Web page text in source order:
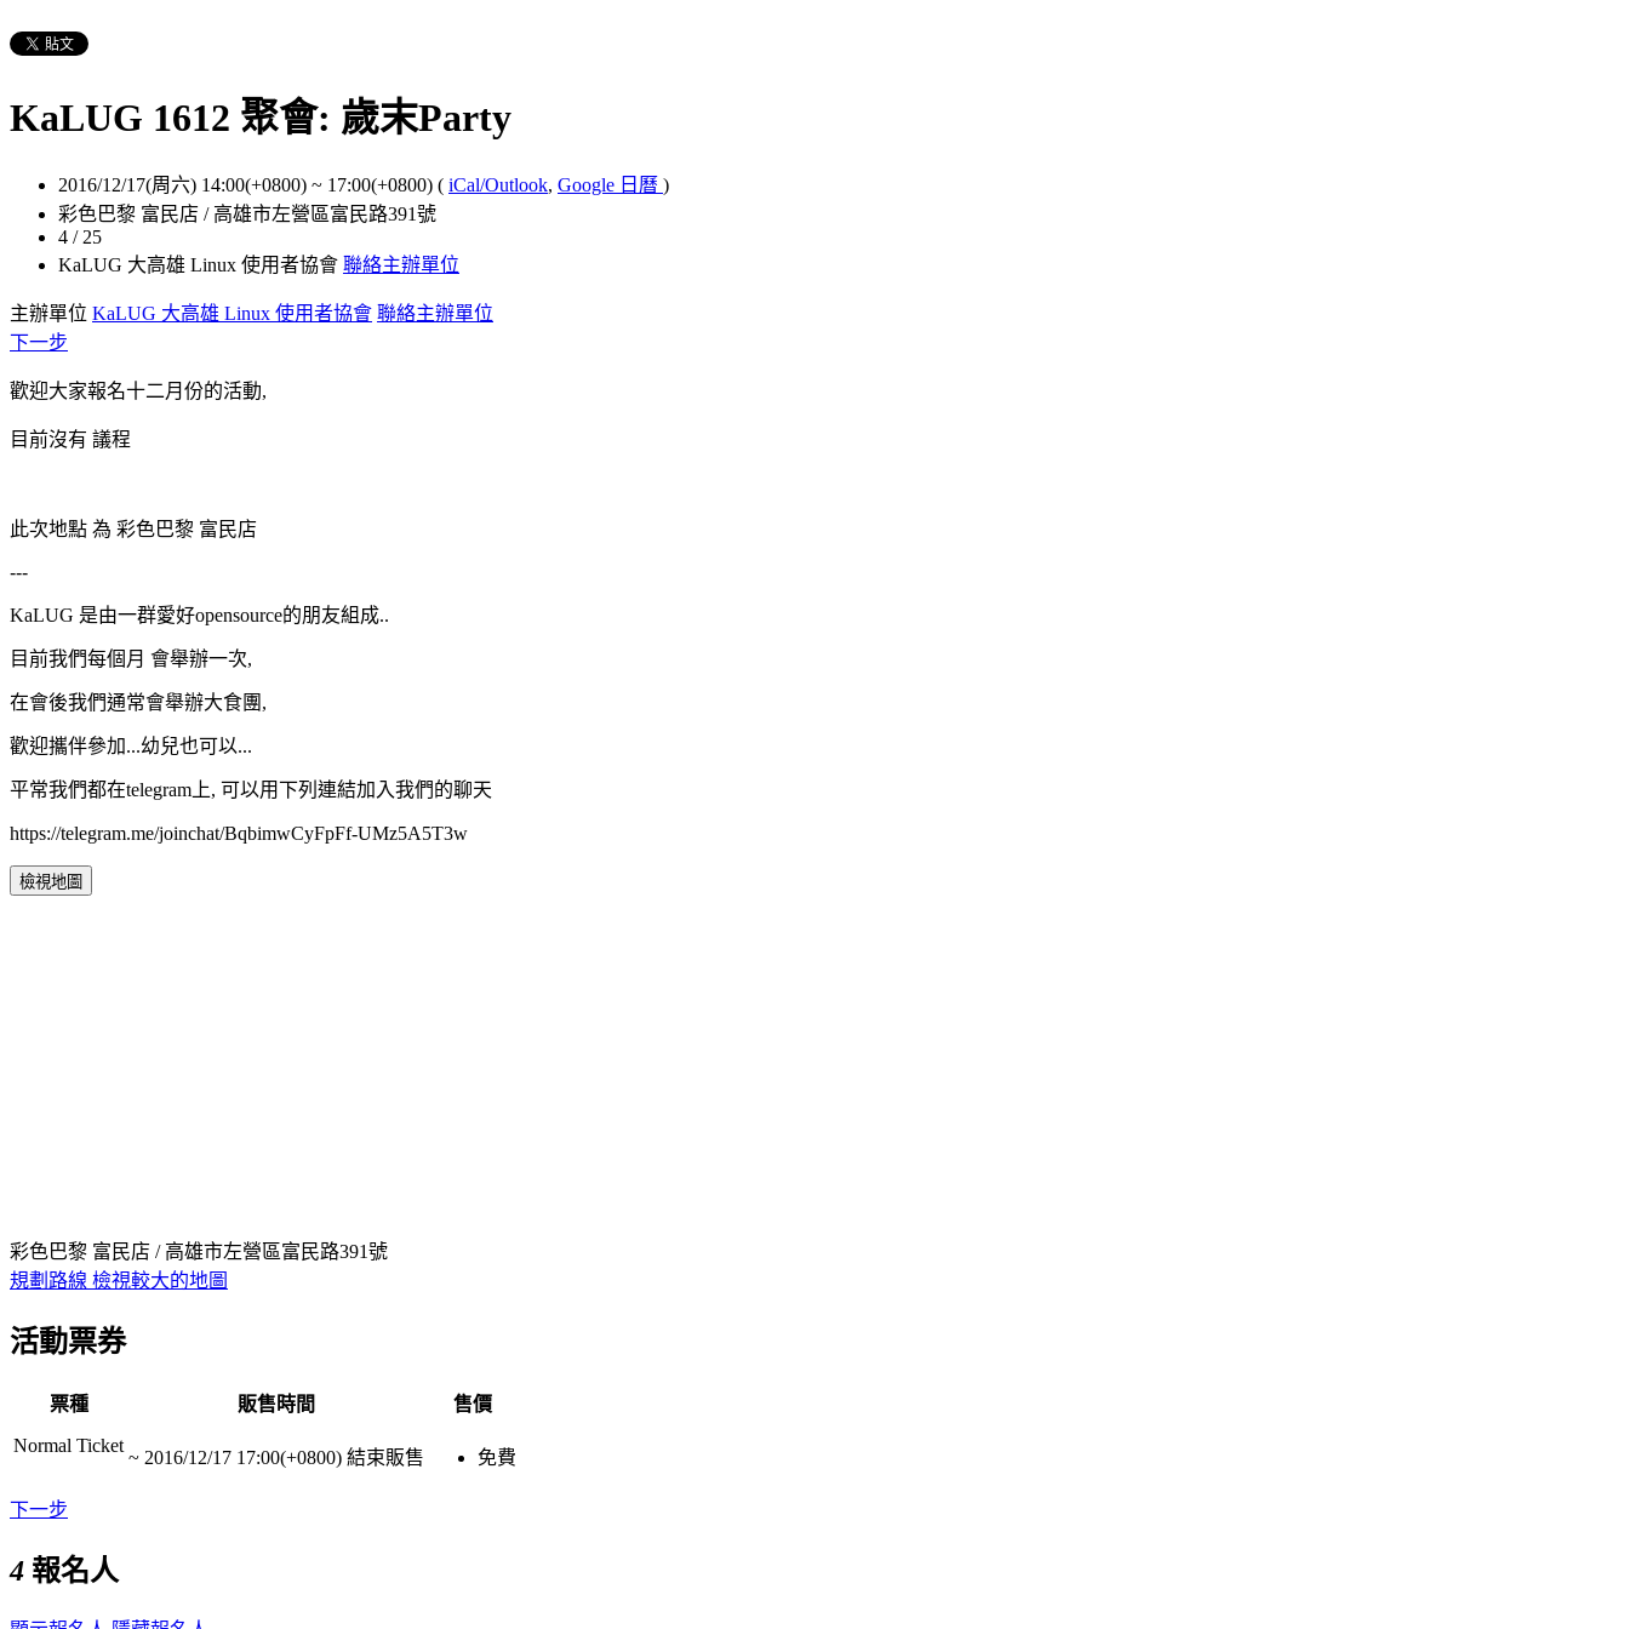
KaLUG 1612 聚會: 歲末Party
2016/12/17(周六) 14:00(+0800) ~ 17:00(+0800) ( iCal/Outlook, Google 日曆 )
彩色巴黎 富民店 / 高雄市左營區富民路391號
4 / 25
KaLUG 大高雄 Linux 使用者協會 聯絡主辦單位
主辦單位 KaLUG 大高雄 Linux 使用者協會 聯絡主辦單位
下一步
歡迎大家報名十二月份的活動,
目前沒有 議程
此次地點 為 彩色巴黎 富民店
---
KaLUG 是由一群愛好opensource的朋友組成..
目前我們每個月 會舉辦一次,
在會後我們通常會舉辦大食團,
歡迎攜伴參加...幼兒也可以...
平常我們都在telegram上, 可以用下列連結加入我們的聊天
https://telegram.me/joinchat/BqbimwCyFpFf-UMz5A5T3w
檢視地圖
彩色巴黎 富民店 / 高雄市左營區富民路391號
規劃路線 檢視較大的地圖
活動票券
票種 販售時間
售價
Normal Ticket
~ 2016/12/17 17:00(+0800) 結束販售 免費
下一步
4 報名人